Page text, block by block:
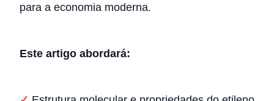
para a economia moderna.
Este artigo abordará: